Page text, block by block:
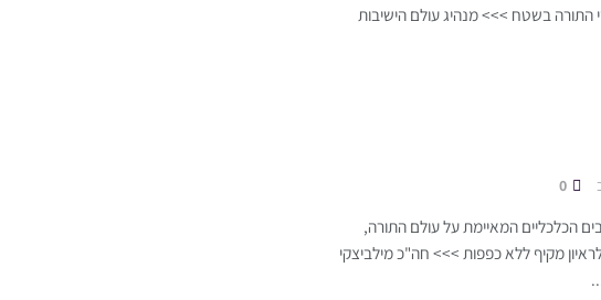
בשטח >>> מנהיג עולם הישיבות
הכלכליים המאיימת על עולם התורה,
מקיף ללא כפפות >>> חה"כ מילביצקי